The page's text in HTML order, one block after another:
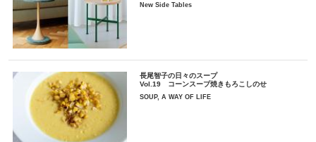
New Side Tables
長尾智子の日々のスープ
Vol.19 コーンスープ焼きもろこしのせ
SOUP, A WAY OF LIFE